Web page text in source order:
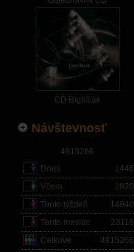
CD Bigbíťák
Návštevnosť
4915266
Dnes
1446
Včera
2820
Tento týždeň
14940
Tento mesiac
23118
Celkove
4915266